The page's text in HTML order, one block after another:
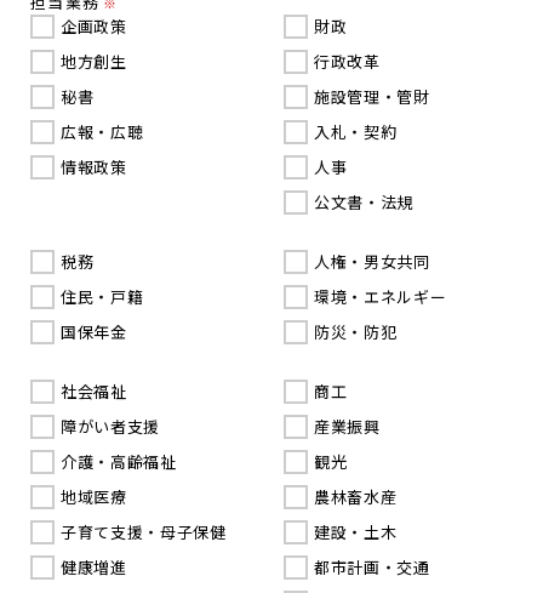
企画政策
地方創生
秘書
広報・広聴
情報政策
財政
行政改革
施設管理・管財
入札・契約
人事
公文書・法規
税務
住民・戸籍
国保年金
人権・男女共同
環境・エネルギー
防災・防犯
社会福祉
障がい者支援
介護・高齢福祉
地域医療
子育て支援・母子保健
健康増進
商工
産業振興
観光
農林畜水産
建設・土木
都市計画・交通